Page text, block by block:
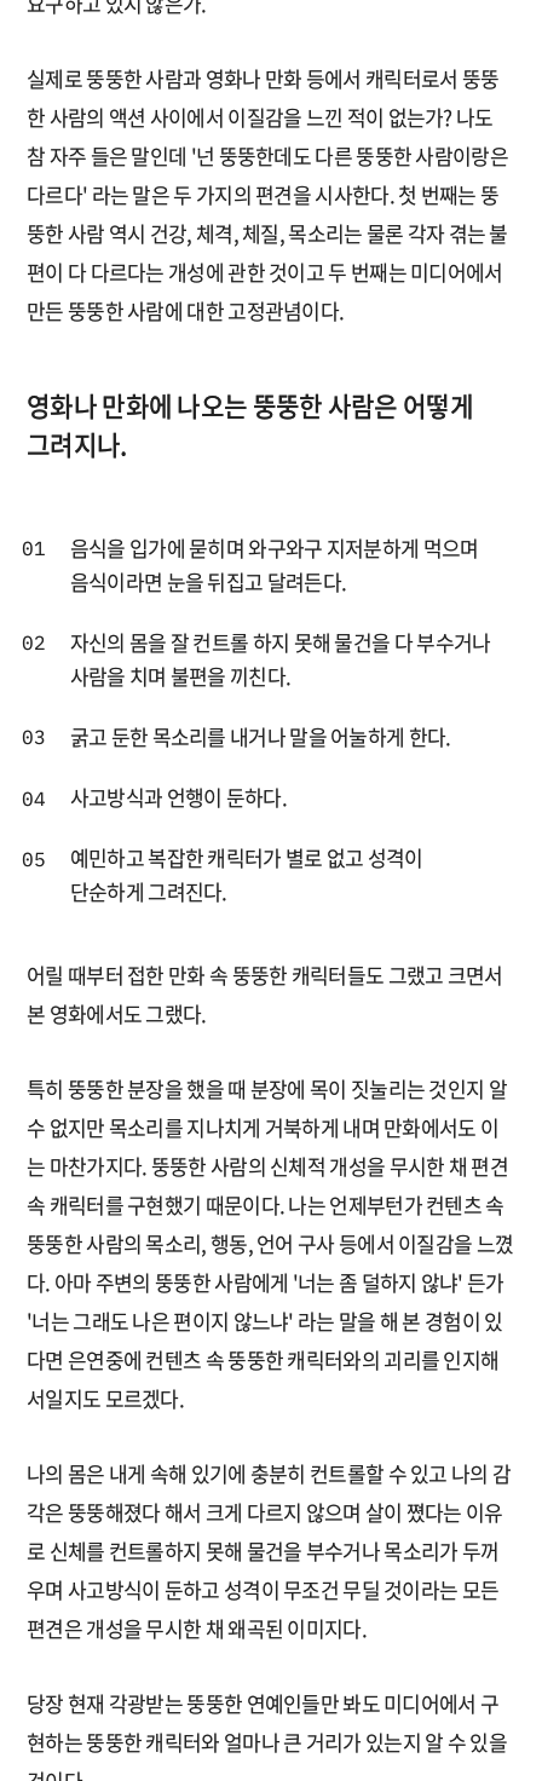
실제로 뚱뚱한 사람과 영화나 만화 등에서 캐릭터로서 뚱뚱
한 사람의 액션 사이에서 이질감을 느낀 적이 없는가? 나도
참 자주 들은 말인데 '넌 뚱뚱한데도 다른 뚱뚱한 사람이랑은
다르다' 라는 말은 두 가지의 편견을 시사한다. 첫 번째는 뚱
뚱한 사람 역시 건강, 체격, 체질, 목소리는 물론 각자 겪는 불
편이 다 다르다는 개성에 관한 것이고 두 번째는 미디어에서
만든 뚱뚱한 사람에 대한 고정관념이다.
영화나 만화에 나오는 뚱뚱한 사람은 어떻게
그려지나.
음식을 입가에 묻히며 와구와구 지저분하게 먹으며
음식이라면 눈을 뒤집고 달려든다.
자신의 몸을 잘 컨트롤 하지 못해 물건을 다 부수거나
사람을 치며 불편을 끼친다.
굵고 둔한 목소리를 내거나 말을 어눌하게 한다.
사고방식과 언행이 둔하다.
예민하고 복잡한 캐릭터가 별로 없고 성격이
단순하게 그려진다.
어릴 때부터 접한 만화 속 뚱뚱한 캐릭터들도 그랬고 크면서
본 영화에서도 그랬다.
특히 뚱뚱한 분장을 했을 때 분장에 목이 짓눌리는 것인지 알
수 없지만 목소리를 지나치게 거북하게 내며 만화에서도 이
는 마찬가지다. 뚱뚱한 사람의 신체적 개성을 무시한 채 편견
속 캐릭터를 구현했기 때문이다. 나는 언제부턴가 컨텐츠 속
뚱뚱한 사람의 목소리, 행동, 언어 구사 등에서 이질감을 느꼈
다. 아마 주변의 뚱뚱한 사람에게 '너는 좀 덜하지 않냐' 든가
'너는 그래도 나은 편이지 않느냐' 라는 말을 해 본 경험이 있
다면 은연중에 컨텐츠 속 뚱뚱한 캐릭터와의 괴리를 인지해
서일지도 모르겠다.
나의 몸은 내게 속해 있기에 충분히 컨트롤할 수 있고 나의 감
각은 뚱뚱해졌다 해서 크게 다르지 않으며 살이 쪘다는 이유
로 신체를 컨트롤하지 못해 물건을 부수거나 목소리가 두꺼
우며 사고방식이 둔하고 성격이 무조건 무딜 것이라는 모든
편견은 개성을 무시한 채 왜곡된 이미지다.
당장 현재 각광받는 뚱뚱한 연예인들만 봐도 미디어에서 구
현하는 뚱뚱한 캐릭터와 얼마나 큰 거리가 있는지 알 수 있을